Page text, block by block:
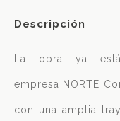
Descripción
La obra ya
empresa NORTE
con una amplia